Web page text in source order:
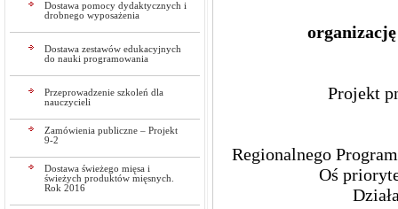
Dostawa pomocy dydaktycznych i
drobnego wyposażenia
Dostawa zestawów edukacyjnych
do nauki programowania
Przeprowadzenie szkoleń dla
nauczycieli
Zamówienia publiczne – Projekt
9-2
Dostawa świeżego mięsa i
świeżych produktów mięsnych.
Rok 2016
Projekt
Regionalnego
Oś